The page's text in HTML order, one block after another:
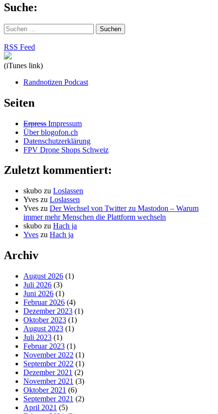
Suche:
Suchen
nach:
RSS Feed
(iTunes link)
Randnotizen Podcast
Seiten
Erpress Impressum
Über blogofon.ch
Datenschutzerklärung
FPV Drone Shops Schweiz
Zuletzt kommentiert:
skubo zu Loslassen
Yves zu Loslassen
Yves zu Der Wechsel von Twitter zu Mastodon – Warum
immer mehr Menschen die Plattform wechseln
skubo zu Hach ja
Yves zu Hach ja
Archiv
August 2026 (1)
Juli 2026 (3)
Juni 2026 (1)
Februar 2026 (4)
Dezember 2023 (1)
Oktober 2023 (1)
August 2023 (1)
Juli 2023 (1)
Februar 2023 (1)
November 2022 (1)
September 2022 (1)
Dezember 2021 (2)
November 2021 (3)
Oktober 2021 (6)
September 2021 (2)
April 2021 (5)